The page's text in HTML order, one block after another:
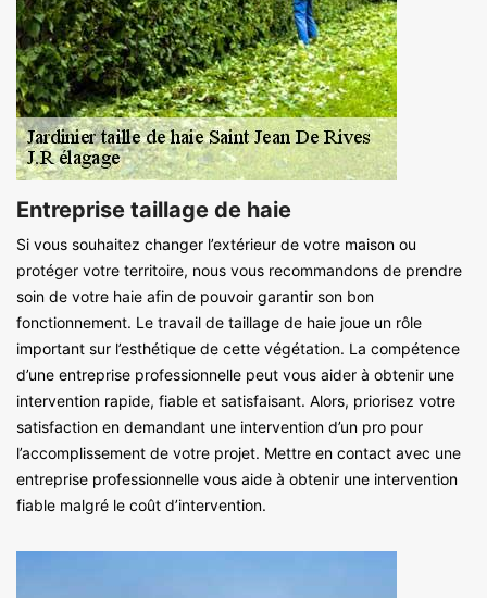
Entreprise taillage de haie
Si vous souhaitez changer l’extérieur de votre maison ou
protéger votre territoire, nous vous recommandons de prendre
soin de votre haie afin de pouvoir garantir son bon
fonctionnement. Le travail de taillage de haie joue un rôle
important sur l’esthétique de cette végétation. La compétence
d’une entreprise professionnelle peut vous aider à obtenir une
intervention rapide, fiable et satisfaisant. Alors, priorisez votre
satisfaction en demandant une intervention d’un pro pour
l’accomplissement de votre projet. Mettre en contact avec une
entreprise professionnelle vous aide à obtenir une intervention
fiable malgré le coût d’intervention.